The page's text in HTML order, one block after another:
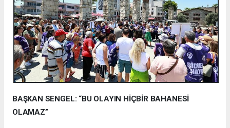
BAŞKAN SENGEL: “BU OLAYIN HİÇBİR BAHANESİ
OLAMAZ”